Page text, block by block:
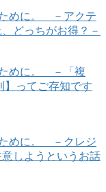
ために。 －アクテ
どっちがお得？－
ために。 －「複
】ってご存知です
ために。 －クレジ
しようというお話